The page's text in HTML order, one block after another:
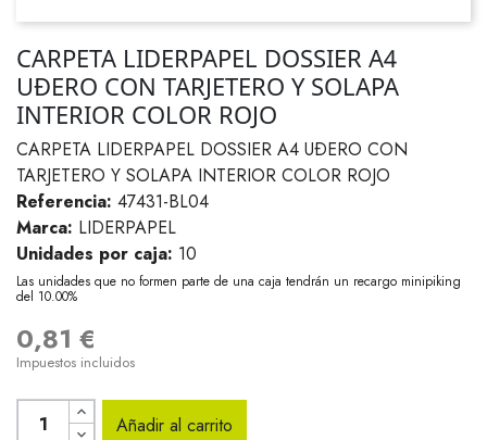
CARPETA LIDERPAPEL DOSSIER A4
UÐERO CON TARJETERO Y SOLAPA
INTERIOR COLOR ROJO
CARPETA LIDERPAPEL DOSSIER A4 UÐERO CON
TARJETERO Y SOLAPA INTERIOR COLOR ROJO
Referencia: 47431-BL04
Marca: LIDERPAPEL
Unidades por caja: 10
Las unidades que no formen parte de una caja tendrán un recargo minipiking
del 10.00%
0,81 €
Impuestos incluidos
Añadir al carrito